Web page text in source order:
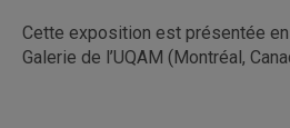
Cette exposition est présentée
Galerie de l’UQAM (Montréal,